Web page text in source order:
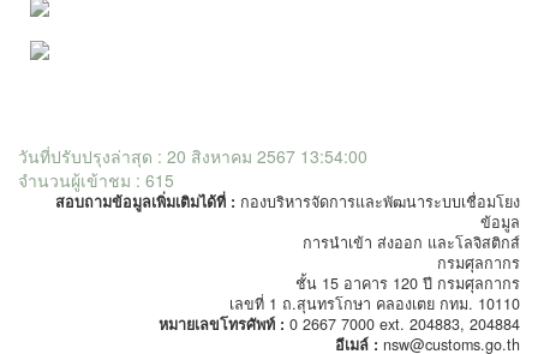
วันที่ปรับปรุงล่าสุด : 20 สิงหาคม 2567 13:54:00
จำนวนผู้เข้าชม : 615
สอบถามข้อมูลเพิ่มเติมได้ที่ : กองบริหารจัดการและพัฒนาระบบเชื่อมโยง
ข้อมูล
การนำเข้า ส่งออก และโลจิสติกส์
กรมศุลกากร
ชั้น 15 อาคาร 120 ปี กรมศุลกากร
เลขที่ 1 ถ.สุนทรโกษา คลองเตย กทม. 10110
หมายเลขโทรศัพท์ : 0 2667 7000 ext. 204883, 204884
อีเมล์ : nsw@customs.go.th